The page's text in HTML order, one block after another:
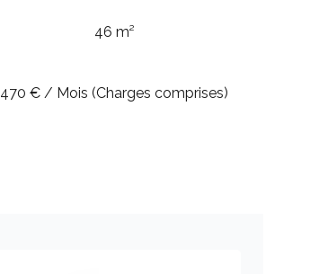
46 m²
470 € / Mois (Charges comprises)